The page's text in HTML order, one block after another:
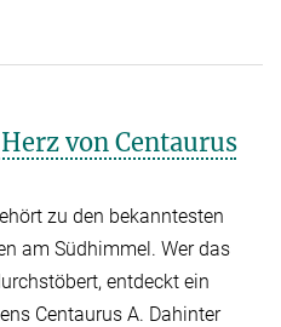
von Centaurus
zu den bekanntesten
am Südhimmel. Wer das
entdeckt ein
Centaurus A. Dahinter